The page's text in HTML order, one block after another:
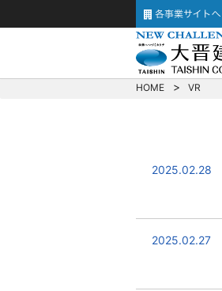
HOME VR
2025.02.28
2025.02.27